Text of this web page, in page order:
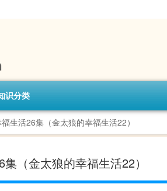
识分类
生活26集（金太狼的幸福生活22）
（金太狼的幸福生活22）